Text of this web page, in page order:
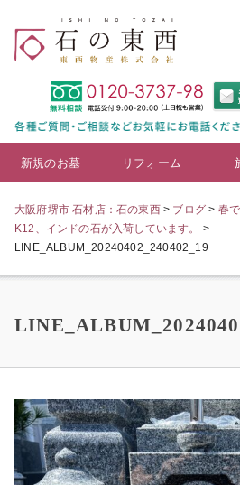
新規のお墓 リフォーム
大阪府堺市 石材店：石の東西> ブログ > 春
K12、インドの石が入荷しています。
>
LINE_ALBUM_20240402_240402_19